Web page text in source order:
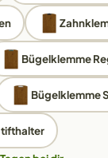
Bügelklemme
Bügelklemme